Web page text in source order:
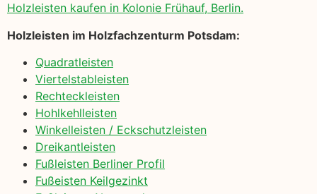
Holzleisten kaufen in Kolonie Frühauf, Berlin.
Holzleisten im Holzfachzenturm Potsdam:
Quadratleisten
Viertelstableisten
Rechteckleisten
Hohlkehlleisten
Winkelleisten / Eckschutzleisten
Dreikantleisten
Fußleisten Berliner Profil
Fußeisten Keilgezinkt